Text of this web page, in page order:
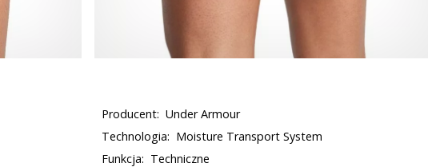
Producent: Under Armour
Technologia: Moisture Transport System
Funkcja: Techniczne